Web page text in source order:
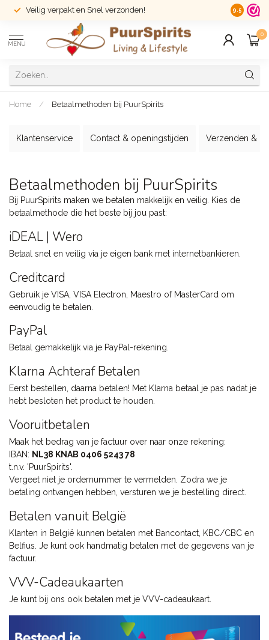
Veilig verpakt en Snel verzonden! 14 dagen
9.5
MENU
0
Home / Betaalmethoden bij PuurSpirits
Klantenservice Contact & openingstijden Verzenden &
Betaalmethoden bij PuurSpirits
Bij PuurSpirits maken we betalen makkelijk en veilig. Kies de
betaalmethode die het beste bij jou past:
iDEAL | Wero
Betaal snel en veilig via je eigen bank met internetbankieren.
Creditcard
Gebruik je VISA, VISA Electron, Maestro of MasterCard om
eenvoudig te betalen.
PayPal
Betaal gemakkelijk via je PayPal-rekening.
Klarna Achteraf Betalen
Eerst bestellen, daarna betalen! Met Klarna betaal je pas nadat je
hebt besloten het product te houden.
Vooruitbetalen
Maak het bedrag van je factuur over naar onze rekening:
IBAN: NL38 KNAB 0406 5243 78
t.n.v. 'PuurSpirits'.
Vergeet niet je ordernummer te vermelden. Zodra we je
betaling ontvangen hebben, versturen we je bestelling direct.
Betalen vanuit België
Klanten in België kunnen betalen met Bancontact, KBC/CBC en
Belfius. Je kunt ook handmatig betalen met de gegevens van je
factuur.
VVV-Cadeaukaarten
Je kunt bij ons ook betalen met je VVV-cadeaukaart.